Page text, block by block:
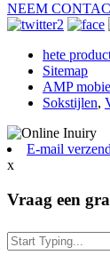
NEEM
hete
Sitemap
AMP
Sokstijlen,
E-mail
x
Vraag een